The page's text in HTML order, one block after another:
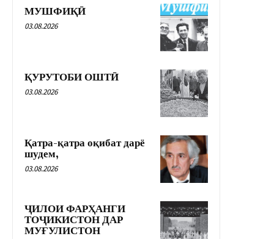
МУШФИҚӢ
03.08.2026
ҚУРУТОБИ ОШТӢ
03.08.2026
Қатра-қатра оқибат дарё
шудем,
03.08.2026
ҶИЛОИ ФАРҲАНГИ
ТОҶИКИСТОН ДАР
МУҒУЛИСТОН